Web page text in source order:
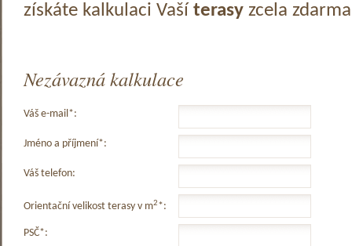
získáte kalkulaci Vaší terasyzcela
Nezávazná kalkulace
Váš e-mail*:
Jméno a příjmení*:
Váš telefon:
Orientační velikost terasy v m2*:
PSČ*: